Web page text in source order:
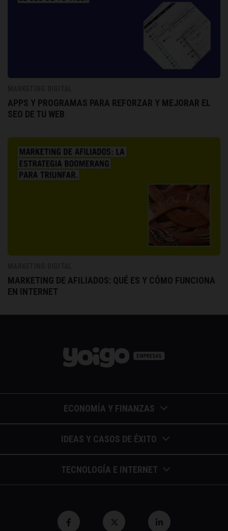
APPS Y PROGRAMAS PARA REFORZAR Y MEJORAR EL
SEO DE TU WEB
MARKETING DE AFILIADOS: QUÉ ES Y CÓMO FUNCIONA
EN INTERNET
ECONOMÍA Y FINANZAS
Barómetros de sueldos
Economía colaborativa
Economía para Pymes
IDEAS Y CASOS DE ÉXITO
Calendario de eventos
Casos de éxito
Entrevistas / autores
TECNOLOGÍA E INTERNET
Blockchain y similares